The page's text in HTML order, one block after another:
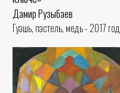
Дамир Рузыбаев
Гуашь, пастель, медь - 2017 год